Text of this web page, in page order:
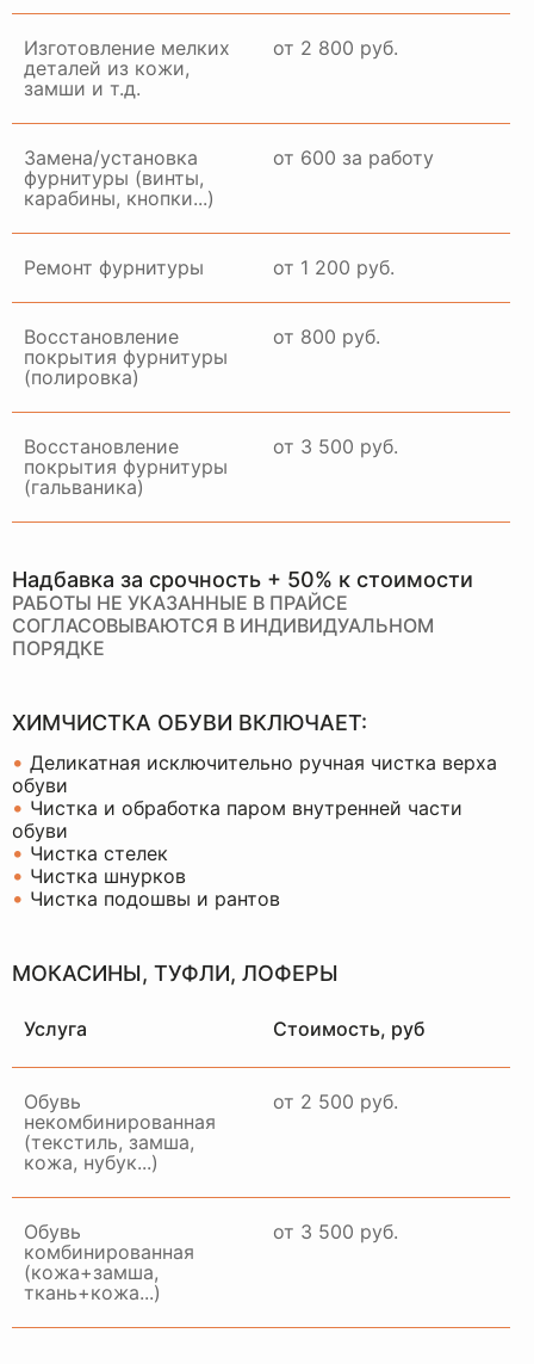
Изготовление мелких
деталей из кожи,
замши и т.д.
от 2 800 руб.
Замена/установка
фурнитуры (винты,
карабины, кнопки...)
от 600 за работу
Ремонт фурнитуры от 1 200 руб.
Восстановление
покрытия фурнитуры
(полировка)
от 800 руб.
Восстановление
покрытия фурнитуры
(гальваника)
от 3 500 руб.
Надбавка за срочность + 50% к стоимости
РАБОТЫ НЕ УКАЗАННЫЕ В ПРАЙСЕ
СОГЛАСОВЫВАЮТСЯ В ИНДИВИДУАЛЬНОМ
ПОРЯДКЕ
ХИМЧИСТКА ОБУВИ ВКЛЮЧАЕТ:
• Деликатная исключительно ручная чистка верха
обуви
• Чистка и обработка паром внутренней части
обуви
• Чистка стелек
• Чистка шнурков
• Чистка подошвы и рантов
МОКАСИНЫ, ТУФЛИ, ЛОФЕРЫ
Услуга Стоимость, руб
Обувь
некомбинированная
(текстиль, замша,
кожа, нубук...)
от 2 500 руб.
Обувь
комбинированная
(кожа+замша,
ткань+кожа...)
от 3 500 руб.